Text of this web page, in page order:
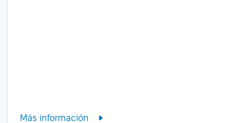
Más información